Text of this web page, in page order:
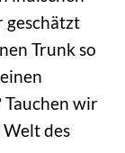
geschätzt
Trunk so
wir
des